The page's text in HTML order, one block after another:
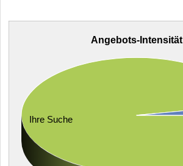
Angebots-Intensität
Ihre Suche